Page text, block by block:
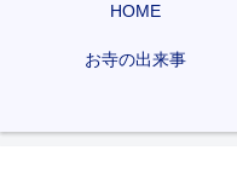
HOME
お寺の出来事